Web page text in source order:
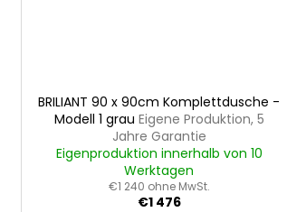
BRILIANT 90 x 90cm Komplettdusche -
Modell 1 grau Eigene Produktion, 5
Jahre Garantie
Eigenproduktion innerhalb von 10
Werktagen
€1 240 ohne MwSt.
€1 476